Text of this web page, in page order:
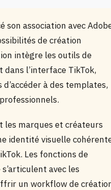
son association avec
de création
intègre les outils de
dans l’interface TikTok,
à des templates,
les marques et créateurs
identité visuelle
Les fonctions de
avec les
un workflow de